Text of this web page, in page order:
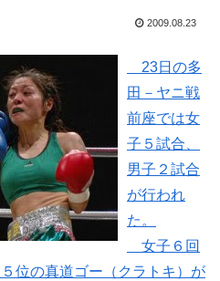
2009.08.23
23日の多
田－ヤニ戦
前座では女
子５試合、
男子２試合
が行われ
た。
女子６回
位の真道ゴー（クラトキ）が